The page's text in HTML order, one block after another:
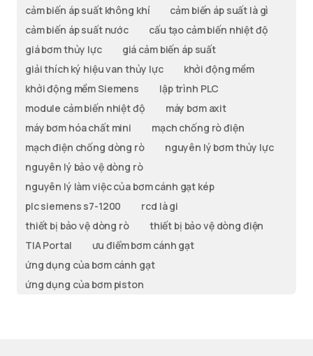
cảm biến áp suất không khí
cảm biến áp suất là gì
cảm biến áp suất nước
cấu tạo cảm biến nhiệt độ
giá bơm thủy lực
giá cảm biến áp suất
giải thích ký hiệu van thủy lực
khởi động mềm
khởi động mềm Siemens
lập trình PLC
module cảm biến nhiệt độ
máy bơm axit
máy bơm hóa chất mini
mạch chống rò điện
mạch điện chống dòng rò
nguyên lý bơm thủy lực
nguyên lý bảo vệ dòng rò
nguyên lý làm việc của bơm cánh gạt kép
plc siemens s7-1200
rcd là gi
thiết bị bảo vệ dòng rò
thiết bị bảo vệ dòng điện
TIA Portal
ưu điểm bơm cánh gạt
ứng dụng của bơm cánh gạt
ứng dụng của bơm piston